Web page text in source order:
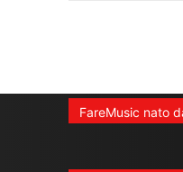
FareMusic nato